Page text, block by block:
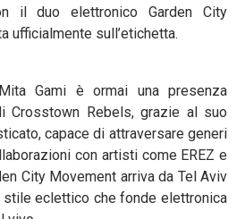
il duo elettronico Garden City
ufficialmente sull’etichetta.
Gami è ormai una presenza
Crosstown Rebels, grazie al suo
capace di attraversare generi
con artisti come EREZ e
City Movement arriva da Tel Aviv
eclettico che fonde elettronica